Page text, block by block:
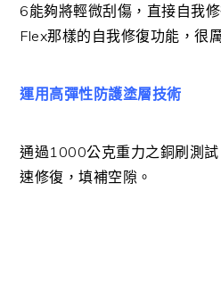
6能夠將輕微刮傷，直接自我
Flex那樣的自我修復功能，很
運用高彈性防護塗層技術
通過1000公克重力之銅刷測
速修復，填補空隙。